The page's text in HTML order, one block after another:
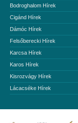
Bodroghalom Hírek
Cigánd Hírek
Dámóc Hírek
Felsőberecki Hírek
Karcsa Hírek
Karos Hírek
Kisrozvágy Hírek
Lácacséke Hírek